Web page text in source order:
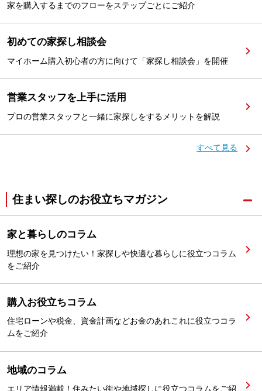
家を購入するまでのフローをステップごとにご紹介
初めての家探し相談会
マイホーム購入初心者の方に向けて「家探し相談会」を開催
営業スタッフを上手に活用
プロの営業スタッフと一緒に家探しをするメリットを解説
すべて見る
住まい探しのお役立ちマガジン
家と暮らしのコラム
理想の家を見つけたい！家探しや快適な暮らしに役立つコラム
をご紹介
購入お役立ちコラム
住宅ローンや税金、資金計画などお金のあれこれに役立つコラ
ムをご紹介
地域のコラム
エリア情報満載！住みたい街や地域探しに役立つコラムをご紹